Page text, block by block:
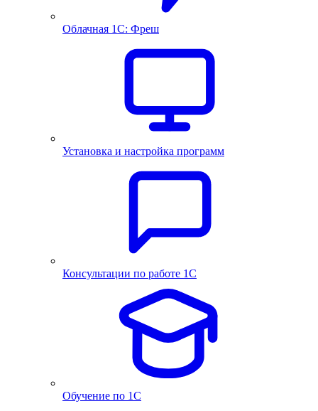
Облачная 1С: Фреш
Установка и настройка программ
Консультации по работе 1С
Обучение по 1С